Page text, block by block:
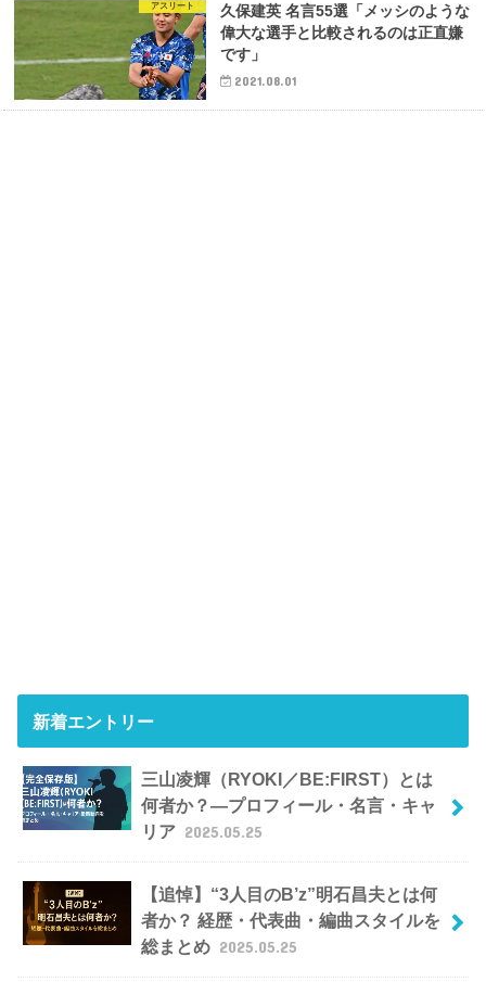
アスリート
久保建英 名言55選「メッシのような
偉大な選手と比較されるのは正直嫌
です」
2021.08.01
新着エントリー
三山凌輝（RYOKI／BE:FIRST）とは
何者か？―プロフィール・名言・キャ
リア 2025.05.25
【追悼】“3人目のB’z”明石昌夫とは何
者か？ 経歴・代表曲・編曲スタイルを
総まとめ 2025.05.25